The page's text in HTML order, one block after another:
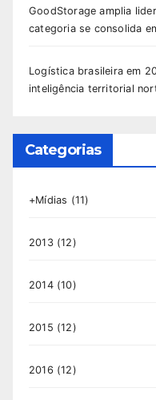
GoodStorage amplia
categoria se consolida
Logística brasileira em
inteligência territorial
Categorias
+Mídias (11)
2013(12)
2014(10)
2015 (12)
2016 (12)